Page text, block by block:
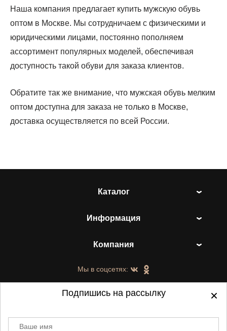
Мужская обувь XTEP
Мужская обувь RANK
Мужская обувь {{ brand }}
Мужская обувь {{ brand }}
Наша компания предлагает купить мужскую обувь
оптом в Москве. Мы сотрудничаем с физическими и
юридическими лицами, постоянно пополняем
ассортимент популярных моделей, обеспечивая
доступность такой обуви для заказа клиентов.
Обратите так же внимание, что мужская обувь мелким
оптом доступна для заказа не только в Москве,
доставка осуществляется по всей России.
Каталог
Информация
Компания
Мы в соцсетях:
Подпишись на рассылку
Ваше имя